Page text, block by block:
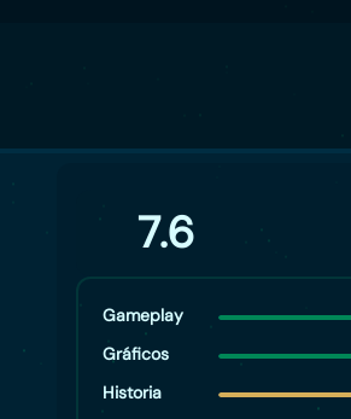
7.6
Gameplay
Gráficos
Historia